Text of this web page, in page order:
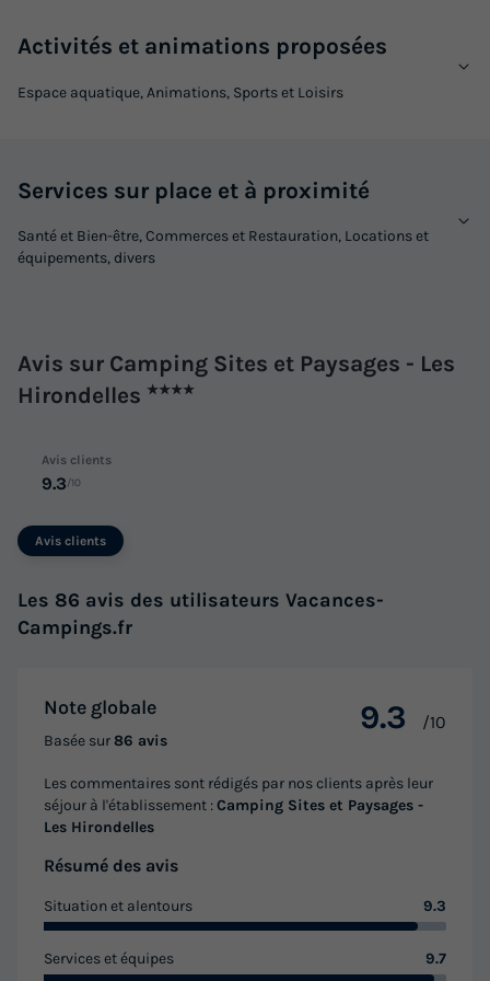
271,15 €
couverte
Surface
Accès wifi Animaux autorisés *
MOBILHOME 4 personnes - Confort Rocamadour - TV - 2
du09/09/2026au 16/09/2026
Modifier les dates
d'économie
Voir les logements
Activités et animations proposées
Espace aquatique, Animations, Sports et Loisirs
Services sur place et à proximité
Santé et Bien-être, Commerces et Restauration, Locations et
équipements, divers
Avis sur Camping Sites et Paysages - Les
Hirondelles ★★★★
Avis clients
9.3/10
Avis clients
Les 86 avis des utilisateurs Vacances-
Campings.fr
Note globale
Basée sur86 avis
9.3 /10
Les commentaires sont rédigés par nos clients après leur
séjour à l'établissement :Camping Sites et Paysages -
Les Hirondelles
Résumé des avis
Situation et alentours 9.3
Services et équipes 9.7